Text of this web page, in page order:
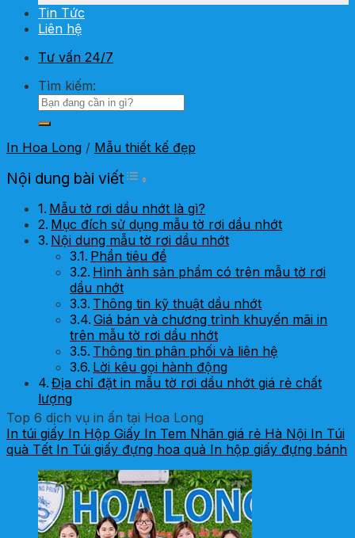
Tin Tức
Liên hệ
Tư vấn 24/7
Tìm kiếm:
In Hoa Long / Mẫu thiết kế đẹp
Nội dung bài viết Toggle Table of Content
Mẫu tờ rơi dầu nhớt là gì?
Mục đích sử dụng mẫu tờ rơi dầu nhớt
Nội dung mẫu tờ rơi dầu nhớt
Phần tiêu đề
Hình ảnh sản phẩm có trên mẫu tờ rơi
dầu nhớt
Thông tin kỹ thuật dầu nhớt
Giá bán và chương trình khuyến mãi in
trên mẫu tờ rơi dầu nhớt
Thông tin phân phối và liên hệ
Lời kêu gọi hành động
Địa chỉ đặt in mẫu tờ rơi dầu nhớt giá rẻ chất
lượng
Top 6 dịch vụ in ấn tại Hoa Long
In túi giấy In Hộp Giấy In Tem Nhãn giá rẻ Hà Nội In Túi
quà Tết In Túi giấy đựng hoa quả In hộp giấy đựng bánh